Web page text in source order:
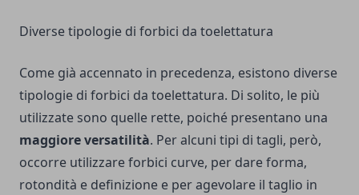
Diverse tipologie di forbici da toelettatura
Come già accennato in precedenza, esistono diverse
tipologie di forbici da toelettatura. Di solito, le più
utilizzate sono quelle rette, poiché presentano una
maggiore versatilità. Per alcuni tipi di tagli, però,
occorre utilizzare forbici curve, per dare forma,
rotondità e definizione e per agevolare il taglio in